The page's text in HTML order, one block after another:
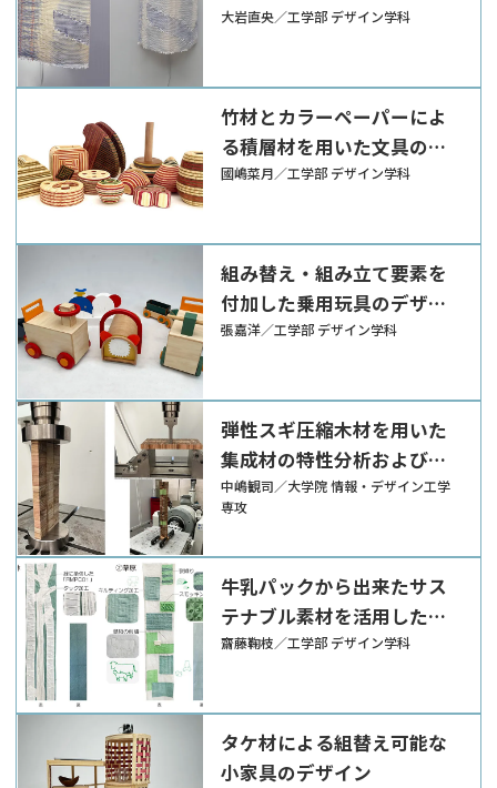
提案
大岩直央／工学部 デザイン学科
竹材とカラーペーパーによ
る積層材を用いた文具のデ
ザイン
國嶋菜月／工学部 デザイン学科
組み替え・組み立て要素を
付加した乗用玩具のデザイ
ン
張嘉洋／工学部 デザイン学科
弾性スギ圧縮木材を用いた
集成材の特性分析および転
倒リスク軽減家具への応用
中嶋観司／大学院 情報・デザイン工学
専攻
牛乳パックから出来たサス
テナブル素材を活用したイ
ンテリアアイテムの提案
齋藤鞠枝／工学部 デザイン学科
タケ材による組替え可能な
小家具のデザイン